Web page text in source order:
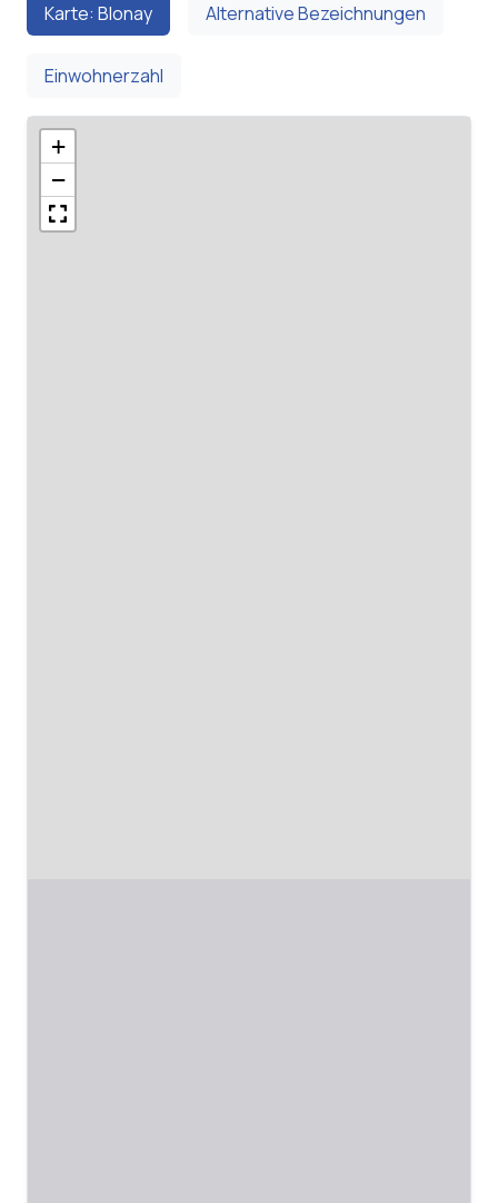
Karte: Blonay Alternative Bezeichnungen
Einwohnerzahl
+
−